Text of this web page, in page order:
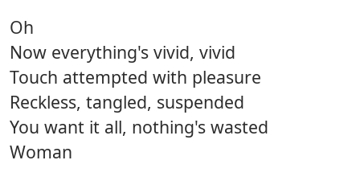
Oh
Now everything's vivid, vivid
Touch attempted with pleasure
Reckless, tangled, suspended
You want it all, nothing's wasted
Woman